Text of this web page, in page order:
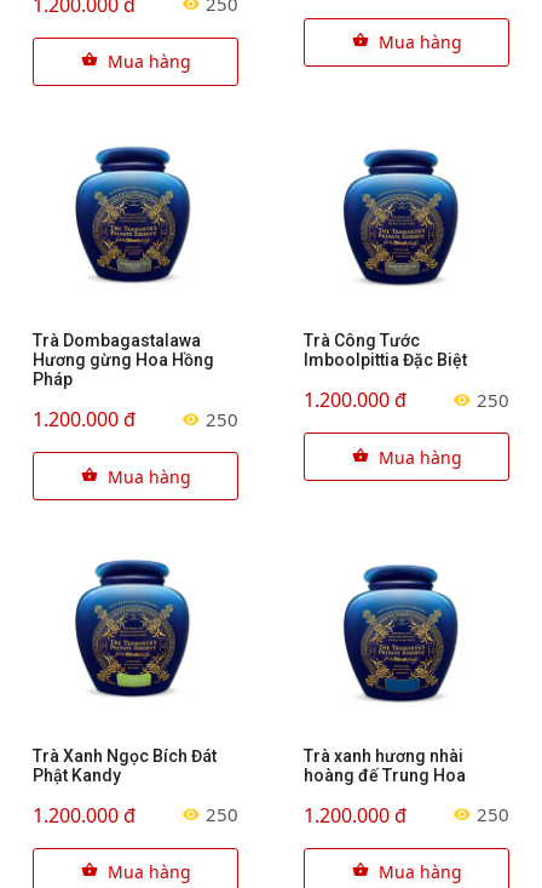
Mua hàng
Mua hàng
Trà Dombagastalawa
Hương gừng Hoa Hồng
Pháp
1.200.000 đ 250
Mua hàng
Trà Công Tước
Imboolpittia Đặc Biệt
1.200.000 đ 250
Mua hàng
Trà Xanh Ngọc Bích Đát
Phật Kandy
1.200.000 đ 250
Mua hàng
Trà xanh hương nhài
hoàng đế Trung Hoa
1.200.000 đ 250
Mua hàng